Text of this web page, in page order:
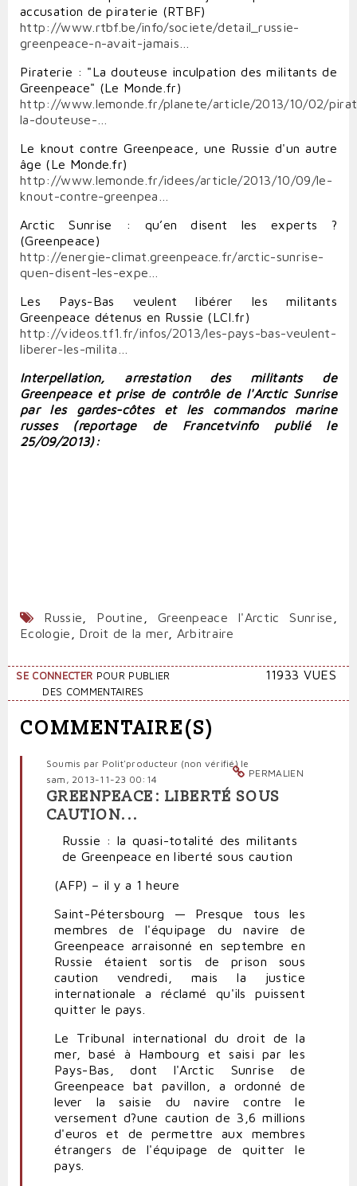
accusation de piraterie (RTBF)
http://www.rtbf.be/info/societe/detail_russie-
greenpeace-n-avait-jamais…
Piraterie : "La douteuse inculpation des militants de
Greenpeace" (Le Monde.fr)
http://www.lemonde.fr/planete/article/2013/10/02/
la-douteuse-…
Le knout contre Greenpeace, une Russie d'un autre
âge (Le Monde.fr)
http://www.lemonde.fr/idees/article/2013/10/09/le-
knout-contre-greenpea…
Arctic Sunrise : qu’en disent les experts ?
(Greenpeace)
http://energie-climat.greenpeace.fr/arctic-sunrise-
quen-disent-les-expe…
Les Pays-Bas veulent libérer les militants
Greenpeace détenus en Russie (LCI.fr)
http://videos.tf1.fr/infos/2013/les-pays-bas-veulent-
liberer-les-milita…
Interpellation, arrestation des militants de
Greenpeace et prise de contrôle de l'Arctic Sunrise
par les gardes-côtes et les commandos marine
russes (reportage de Francetvinfo publié le
25/09/2013):
Russie Poutine Greenpeace l'Arctic Sunrise
Ecologie
Droit de la mer Arbitraire
SE CONNECTER POUR PUBLIER
DES COMMENTAIRES
11933 VUES
COMMENTAIRE(S)
PERMALIEN
Soumis par Polit'producteur (non vérifié)le
sam, 2013-11-23 00:14
GREENPEACE: LIBERTÉ SOUS
CAUTION...
Russie : la quasi-totalité des militants
de Greenpeace en liberté sous caution
(AFP) – il y a 1 heure
Saint-Pétersbourg — Presque tous les
membres de l'équipage du navire de
Greenpeace arraisonné en septembre en
Russie étaient sortis de prison sous
caution vendredi, mais la justice
internationale a réclamé qu'ils puissent
quitter le pays.
Le Tribunal international du droit de la
mer, basé à Hambourg et saisi par les
Pays-Bas, dont l'Arctic Sunrise de
Greenpeace bat pavillon, a ordonné de
lever la saisie du navire contre le
versement d?une caution de 3,6 millions
d'euros et de permettre aux membres
étrangers de l'équipage de quitter le
pays.